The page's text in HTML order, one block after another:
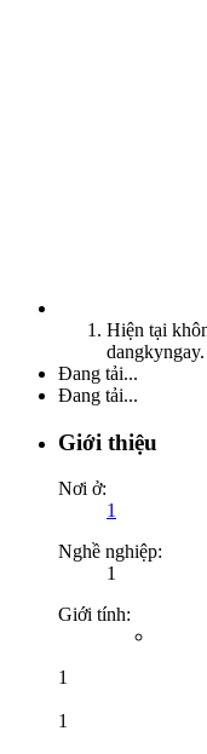
Hiện tại
dangkyngay.
Đang tải...
Đang tải...
Giới thiệu
Nơi ở:
1
Nghề nghiệp:
1
Giới tính:
1
1